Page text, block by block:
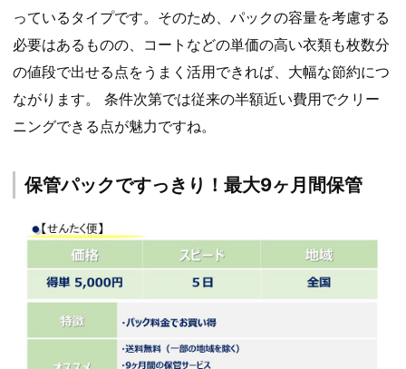
っているタイプです。そのため、パックの容量を考慮する
必要はあるものの、コートなどの単価の高い衣類も枚数分
の値段で出せる点をうまく活用できれば、大幅な節約につ
ながります。 条件次第では従来の半額近い費用でクリー
ニングできる点が魅力ですね。
保管パックですっきり！最大9ヶ月間保管